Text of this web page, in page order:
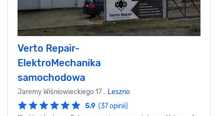
Verto Repair-
ElektroMechanika
samochodowa
Jaremy Wiśniowieckiego 17 , Leszno
5.9 (37 opinii)